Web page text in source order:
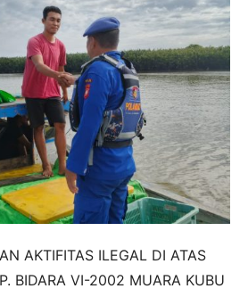
AKTIFITAS ILEGAL DI ATAS
BIDARA VI-2002 MUARA KUBU